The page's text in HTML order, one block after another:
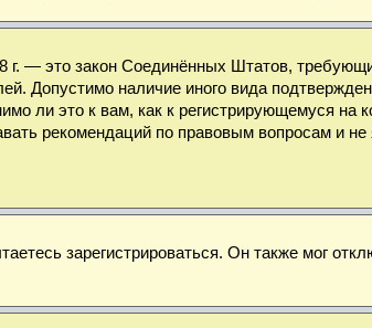
г. — это закон Соединённых Штатов,
Допустимо наличие иного вида
ли это к вам, как к регистрирующемуся на
рекомендаций по правовым вопросам и не
зарегистрироваться. Он также мог